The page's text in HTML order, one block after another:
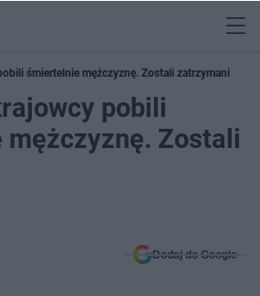
śmiertelnie mężczyznę. Zostali zatrzymani
pobili
Zostali
Dodaj do Google